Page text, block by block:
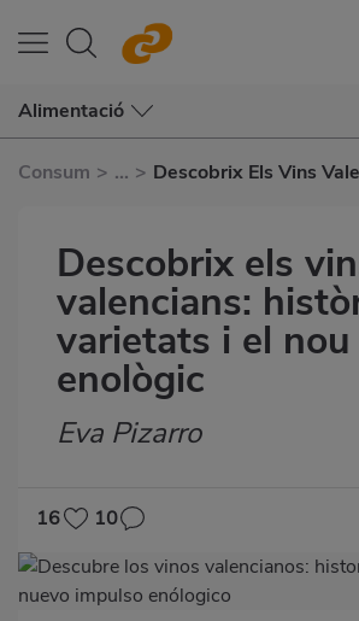
Alimentació
Consum > ... > Descobrix Els Vins
Descobrix els
valencians:
varietats i el
enològic
Subtítulo
Eva Pizarro
16
10
Imagen
destacada